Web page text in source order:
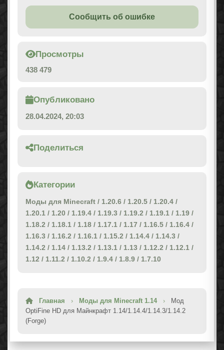
Сообщить об ошибке
Просмотры
438 479
Опубликовано
28.04.2024, 20:03
Поделиться
Категории
Моды для Minecraft / 1.20.6 / 1.20.5 / 1.20.4 /
1.20.1 / 1.20 / 1.19.4 / 1.19.3 / 1.19.2 / 1.19.1 / 1.19 /
1.18.2 / 1.18.1 / 1.18 / 1.17.1 / 1.17 / 1.16.5 / 1.16.4 /
1.16.3 / 1.16.2 / 1.16.1 / 1.15.2 / 1.14.4 / 1.14.3 /
1.14.2 / 1.14 / 1.13.2 / 1.13.1 / 1.13 / 1.12.2 / 1.12.1 /
1.12 / 1.11.2 / 1.10.2 / 1.9.4 / 1.8.9 / 1.7.10
Главная › Моды для Minecraft 1.14 ›
Мод
OptiFine HD для Майнкрафт 1.14/1.14.4/1.14.3/1.14.2
(Forge)